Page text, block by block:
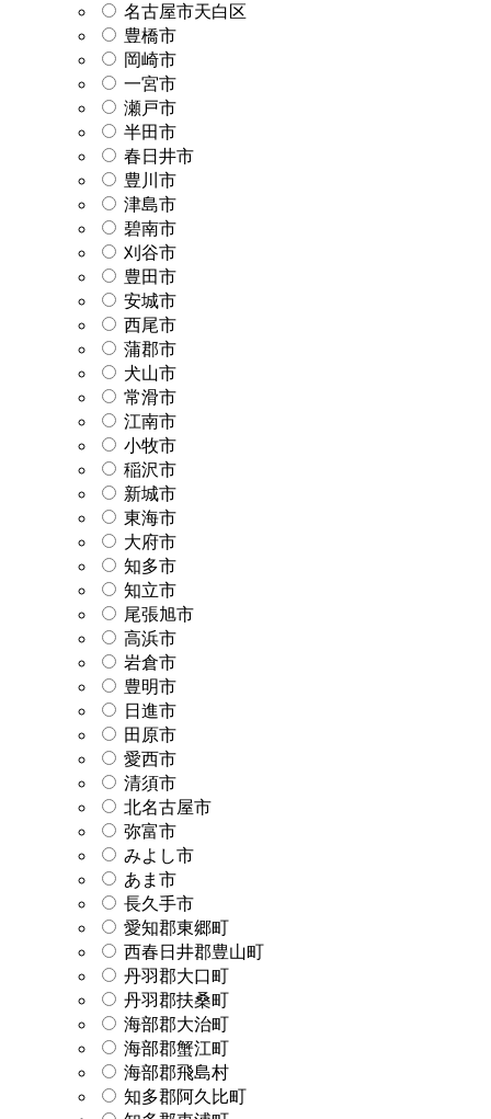
名古屋市天白区
豊橋市
岡崎市
一宮市
瀬戸市
半田市
春日井市
豊川市
津島市
碧南市
刈谷市
豊田市
安城市
西尾市
蒲郡市
犬山市
常滑市
江南市
小牧市
稲沢市
新城市
東海市
大府市
知多市
知立市
尾張旭市
高浜市
岩倉市
豊明市
日進市
田原市
愛西市
清須市
北名古屋市
弥富市
みよし市
あま市
長久手市
愛知郡東郷町
西春日井郡豊山町
丹羽郡大口町
丹羽郡扶桑町
海部郡大治町
海部郡蟹江町
海部郡飛島村
知多郡阿久比町